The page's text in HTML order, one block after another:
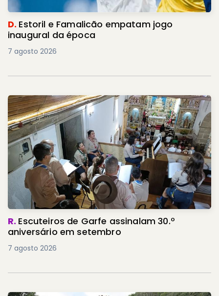
D. Estoril e Famalicão empatam jogo
inaugural da época
7 agosto 2026
R. Escuteiros de Garfe assinalam 30.º
aniversário em setembro
7 agosto 2026